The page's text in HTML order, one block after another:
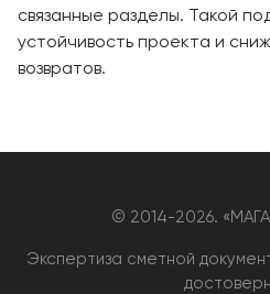
связанные разделы. Такой
устойчивость проекта и
возвратов.
© 2014-2026.
Экспертиза сметной